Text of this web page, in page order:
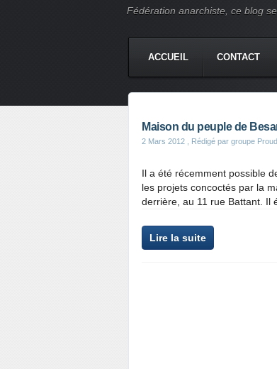
Fédération anarchiste, ce blog
ACCUEIL CONTACT
Maison du peuple de
2 Mars 2012 , Rédigé par groupe
Il a été récemment possible
les projets concoctés par la
derrière, au 11 rue Battant. Il
Lire la suite